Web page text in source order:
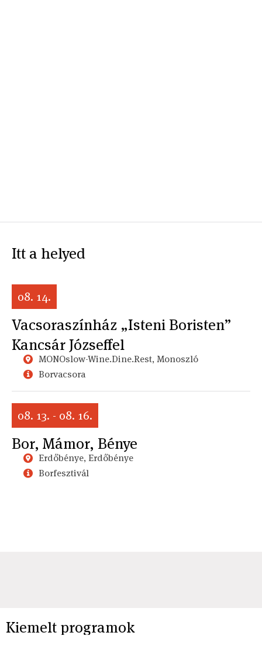
Itt a helyed
08. 14.
Vacsoraszínház „Isteni Boristen”
Kancsár Józseffel
MONOslow-Wine.Dine.Rest, Monoszló
Borvacsora
08. 13. - 08. 16.
Bor, Mámor, Bénye
Erdőbénye, Erdőbénye
Borfesztivál
Kiemelt programok